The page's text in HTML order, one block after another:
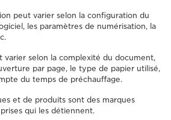
peut varier selon la configuration du
les paramètres de numérisation, la
varier selon la complexité du document,
par page, le type de papier utilisé,
du temps de préchauffage.
et de produits sont des marques
qui les détiennent.